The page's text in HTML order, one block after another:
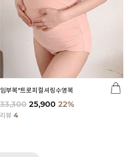
임부복*트로피컬셔링수영복
33,300 25,900 22%
리뷰 4